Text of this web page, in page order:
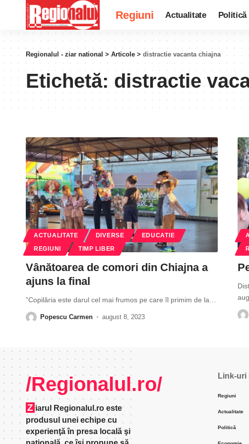
Regiuni Actualitate Politică
Regionalul - ziar national > Articole > distractie vacanta chiajna
Etichetă: distractie
ACTUALITATE DIVERSE EDUCATIE
REGIUNI TIMP LIBER
Vânătoarea de comori din Chiajna a
ajuns la final
”Copilăria este darul cel mai frumos pe care îl primim de la
Popescu Carmen august 8, 2023
/Regionalul.ro/
Z iarul Regionalul.ro este
produsul unei echipe cu
experienţă în presa locală şi
Link-uri
Regiuni
Actualitate
Politică